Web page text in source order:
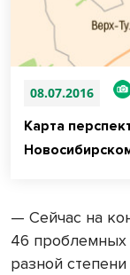
08.07.2016
Карта
— Сейчас на
46 проблемных
разной